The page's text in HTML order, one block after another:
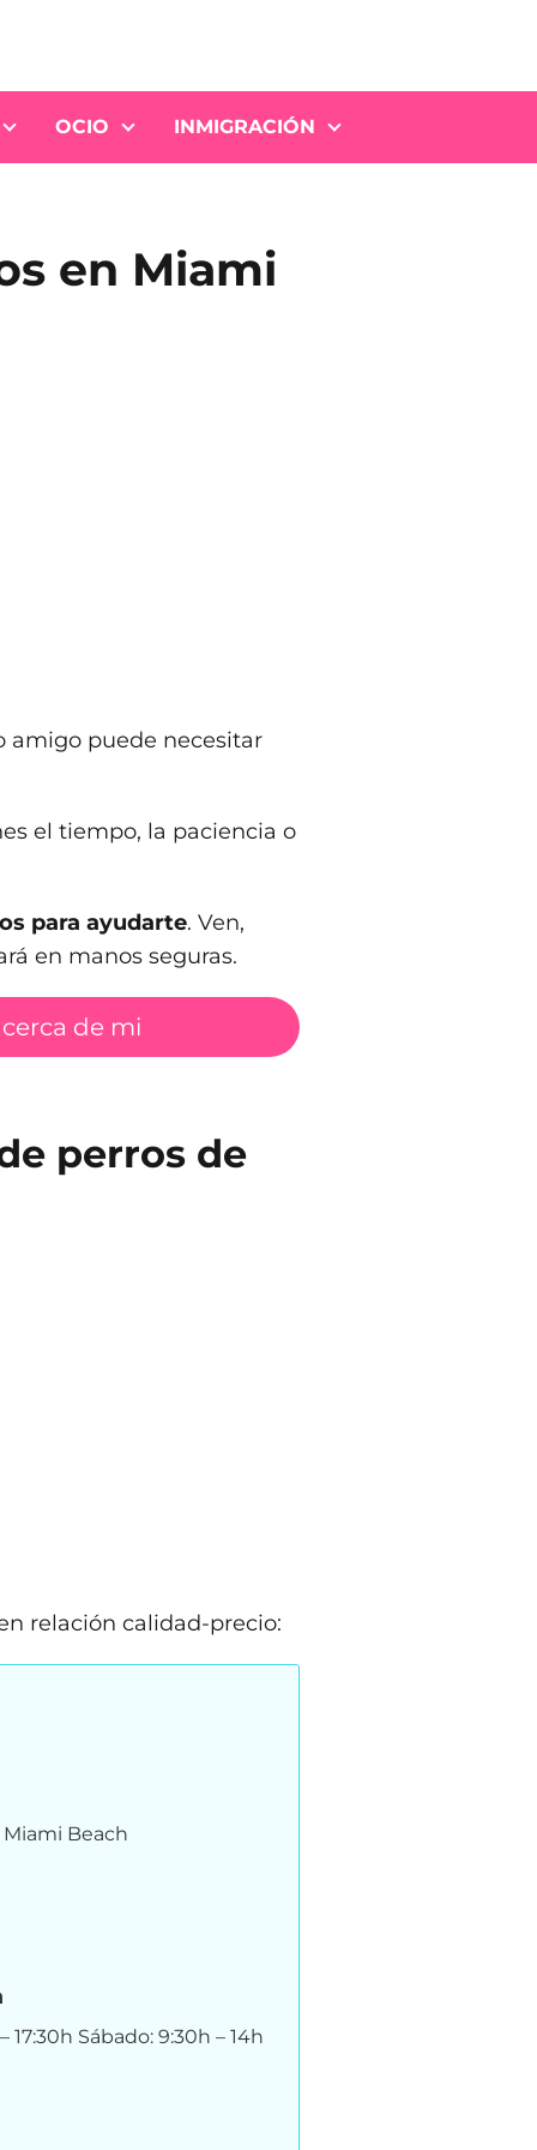
OCIO INMIGRACIÓN
en Miami
amigo puede necesitar
el tiempo, la paciencia o
para ayudarte. Ven,
en manos seguras.
de mi
perros de
relación calidad-precio:
Miami Beach
17:30h Sábado: 9:30h – 14h